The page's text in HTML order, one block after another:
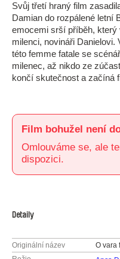
Svůj třetí hraný film
Damian do rozpálené letní
emocemi srší příběh,
milenci, novináři Danielovi.
této femme fatale se
milenec, až nikdo ze
končí skutečnost a začíná
Film bohužel není
Omlouváme se, ale
dispozici.
Detaily
Originální název
O vara